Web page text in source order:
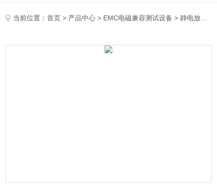
当前位置：首页 > 产品中心 > EMC电磁兼容测试设备 >静电放电模拟器